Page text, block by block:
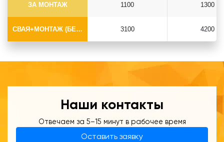
ЗА МОНТАЖ
СВАЯ+МОНТАЖ (БЕЗ ОГОЛОВКА)
1100
3100
1300
4200
Наши контакты
Отвечаем за 5–15 минут в рабочее время
Оставить заявку